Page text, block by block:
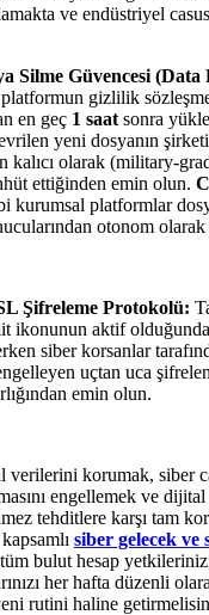
ve endüstriyel
Silme Güvencesi (Data
platformun gizlilik
en geç 1 saat sonra
yeni dosyanın
kalıcı olarak (military-
ettiğinden emin olun.
kurumsal platformlar
otonom olarak
Şifreleme Protokolü:
ikonunun aktif
siber korsanlar
uçtan uca
emin olun.
verilerini korumak, siber
engellemek ve
tehditlere karşı tam
kapsamlı siber gelecek
bulut hesap
her hafta düzenli
rutini haline